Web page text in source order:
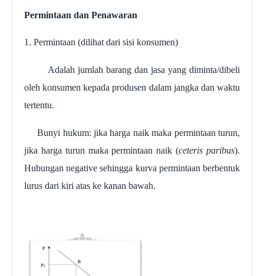
Permintaan dan Penawaran
1. Permintaan (dilihat dari sisi konsumen)
Adalah jumlah barang dan jasa yang diminta/dibeli
oleh konsumen kepada produsen dalam jangka dan waktu
tertentu.
Bunyi hukum: jika harga naik maka permintaan turun,
jika harga turun maka permintaan naik (ceteris paribus).
Hubungan negative sehingga kurva permintaan berbentuk
lurus dari kiri atas ke kanan bawah.